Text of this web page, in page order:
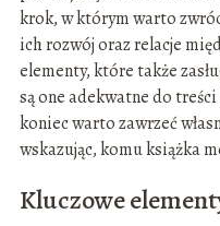
krok, w którym warto
ich rozwój oraz relacje
elementy, które także
są one adekwatne do
koniec warto zawrzeć
wskazując, komu książka
Kluczowe